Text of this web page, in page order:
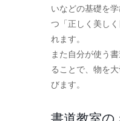
いなどの基礎を
つ「正しく美し
れます。
また自分が使う
ることで、物を
びます。